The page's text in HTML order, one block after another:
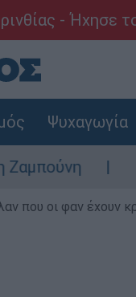
- Ήχησε
Ψυχαγωγία
που οι φαν έχουν